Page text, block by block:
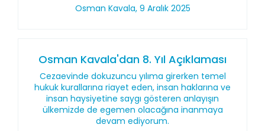
Osman Kavala, 9 Aralık 2025
Osman Kavala'dan 8. Yıl Açıklaması
Cezaevinde dokuzuncu yılıma girerken temel
hukuk kurallarına riayet eden, insan haklarına ve
insan haysiyetine saygı gösteren anlayışın
ülkemizde de egemen olacağına inanmaya
devam ediyorum.